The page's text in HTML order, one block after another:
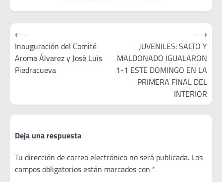
Navegación
de
entradas
⟵
Inauguración del Comité
Aroma Álvarez y José Luis
Piedracueva
JUVENILES: SALTO Y
MALDONADO IGUALARON
1-1 ESTE DOMINGO EN LA
PRIMERA FINAL DEL
INTERIOR
⟶
Deja una respuesta
Tu dirección de correo electrónico no será publicada. Los
campos obligatorios están marcados con *